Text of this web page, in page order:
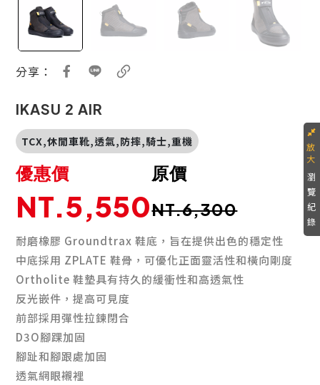
分享：
IKASU 2 AIR
TCX,休閒車靴,透氣,防摔,騎士,重機
原價
NT.6,300
優惠價
NT.5,550
耐磨橡膠 Groundtrax 鞋底，旨在提供出色的穩定性
中底採用 ZPLATE 鞋骨，可優化正面靈活性和橫向剛度
Ortholite 鞋墊具有持久的緩衝性和高透氣性
反光嵌件，提高可見度
前部採用彈性拉鍊閉合
D3O腳踝加固
腳趾和腳跟處加固
透氣網眼襯裡
瀏
覽
紀
錄